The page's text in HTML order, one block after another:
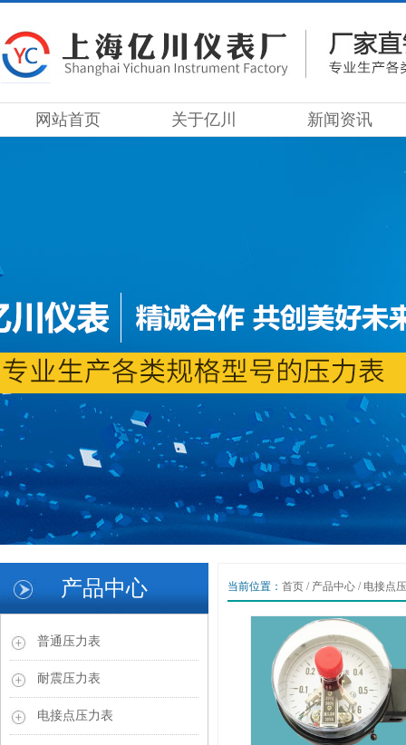
网站首页 关于亿川 新闻资讯
产品中心
普通压力表
耐震压力表
电接点压力表
当前位置： 首页 / 产品中心 / 电接点